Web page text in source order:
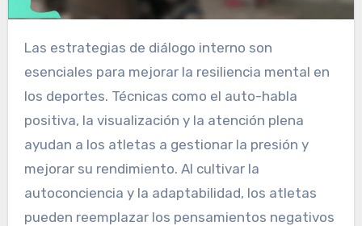
Las estrategias de diálogo interno son
esenciales para mejorar la resiliencia mental en
los deportes. Técnicas como el auto-habla
positiva, la visualización y la atención plena
ayudan a los atletas a gestionar la presión y
mejorar su rendimiento. Al cultivar la
autoconciencia y la adaptabilidad, los atletas
pueden reemplazar los pensamientos negativos